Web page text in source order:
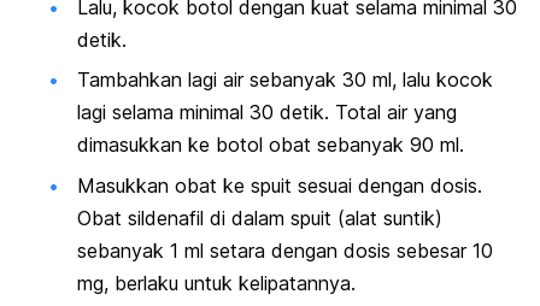
Lalu, kocok botol dengan kuat selama minimal 30
detik.
Tambahkan lagi air sebanyak 30 ml, lalu kocok
lagi selama minimal 30 detik. Total air yang
dimasukkan ke botol obat sebanyak 90 ml.
Masukkan obat ke spuit sesuai dengan dosis.
Obat sildenafil di dalam spuit (alat suntik)
sebanyak 1 ml setara dengan dosis sebesar 10
mg, berlaku untuk kelipatannya.